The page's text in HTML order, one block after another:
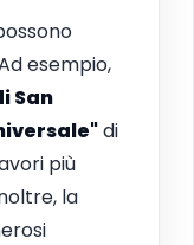
esempio,
San
di
più
la